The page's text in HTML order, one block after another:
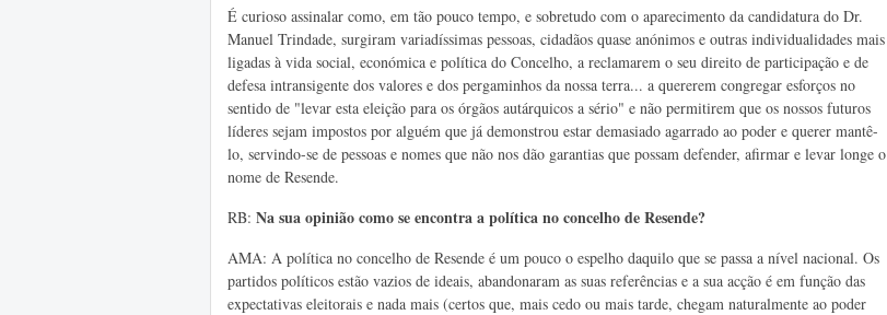
É curioso assinalar como, em tão pouco tempo, e sobretudo com o aparecimento da candidatura do Dr.
Manuel Trindade, surgiram variadíssimas pessoas, cidadãos quase anónimos e outras individualidades mais
ligadas à vida social, económica e política do Concelho, a reclamarem o seu direito de participação e de
defesa intransigente dos valores e dos pergaminhos da nossa terra... a quererem congregar esforços no
sentido de "levar esta eleição para os órgãos autárquicos a sério" e não permitirem que os nossos futuros
líderes sejam impostos por alguém que já demonstrou estar demasiado agarrado ao poder e querer mantê-
lo, servindo-se de pessoas e nomes que não nos dão garantias que possam defender, afirmar e levar longe o
nome de Resende.
RB: Nasua opinião como se encontra a política no concelho de Resende?
AMA: A política no concelho de Resende é um pouco o espelho daquilo que se passa a nível nacional. Os
partidos políticos estão vazios de ideais, abandonaram as suas referências e a sua acção é em função das
expectativas eleitorais e nada mais (certos que, mais cedo ou mais tarde, chegam naturalmente ao poder